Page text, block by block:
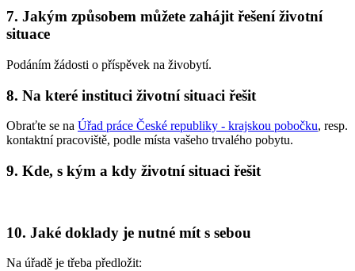
7. Jakým způsobem můžete zahájit řešení životní
situace
Podáním žádosti o příspěvek na živobytí.
8. Na které instituci životní situaci řešit
Obraťte se na Úřad práce České republiky - krajskou pobočku, resp.
kontaktní pracoviště, podle místa vašeho trvalého pobytu.
9. Kde, s kým a kdy životní situaci řešit
10. Jaké doklady je nutné mít s sebou
Na úřadě je třeba předložit: